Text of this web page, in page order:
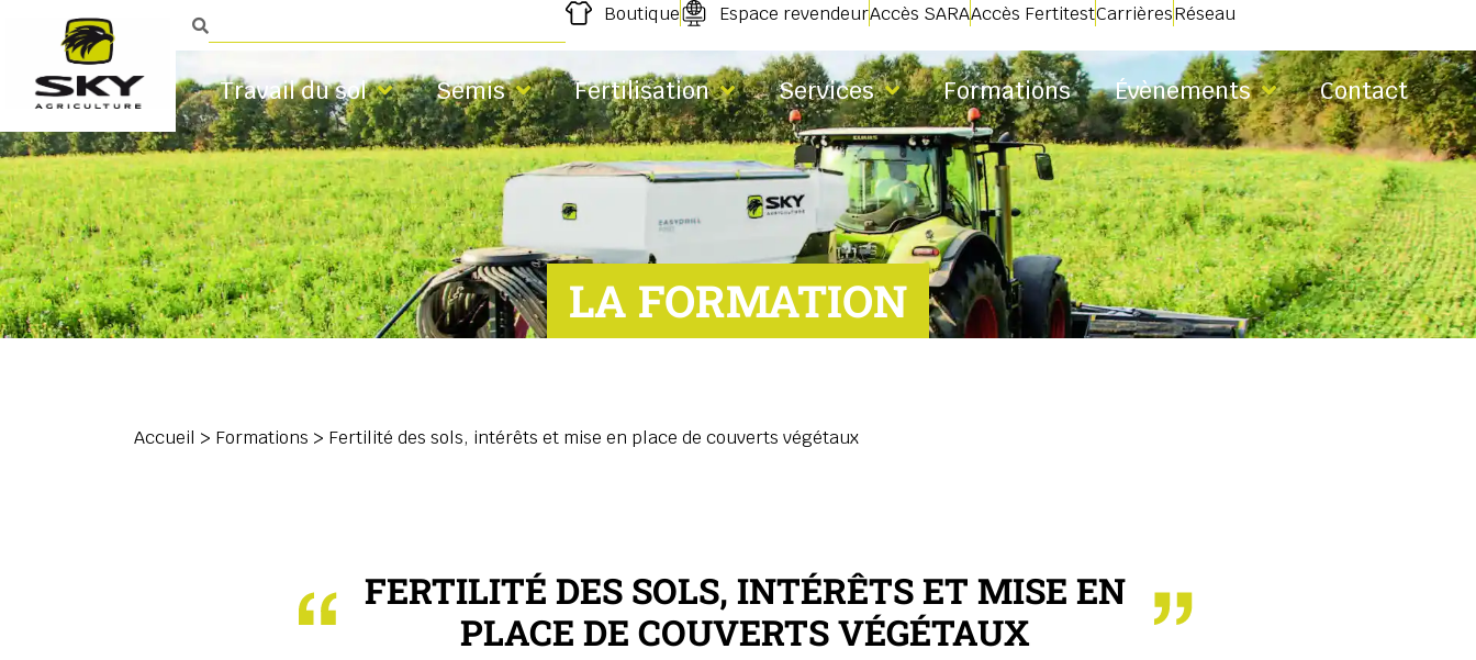
Boutique Espace revendeurAccès SARAAccès FertitestCarrièresRéseau
Travail du sol Semis Fertilisation Services Formations Évènements Contact
LA FORMATION
Accueil > Formations > Fertilité des sols, intérêts et mise en place de couverts végétaux
FERTILITÉ DES SOLS, INTÉRÊTS ET MISE EN
PLACE DE COUVERTS VÉGÉTAUX